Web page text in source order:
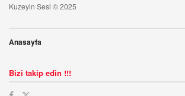
Kuzeyin Sesi © 2025
Anasayfa
Bizi takip edin !!!